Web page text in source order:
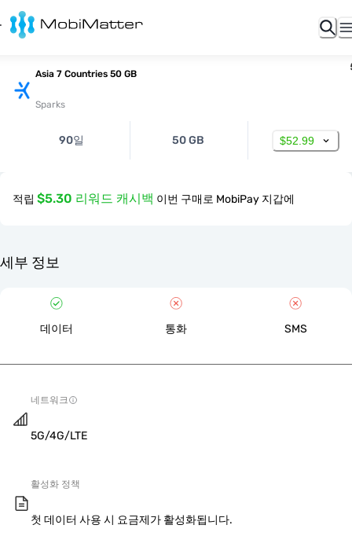
Asia 7 Countries 50 GB
Sparks
90일 50 GB $52.99
적립 $5.30 리워드 캐시백 이번 구매로 MobiPay 지갑에
세부 정보
데이터 통화 SMS
네트워크
5G/4G/LTE
활성화 정책
첫 데이터 사용 시 요금제가 활성화됩니다.